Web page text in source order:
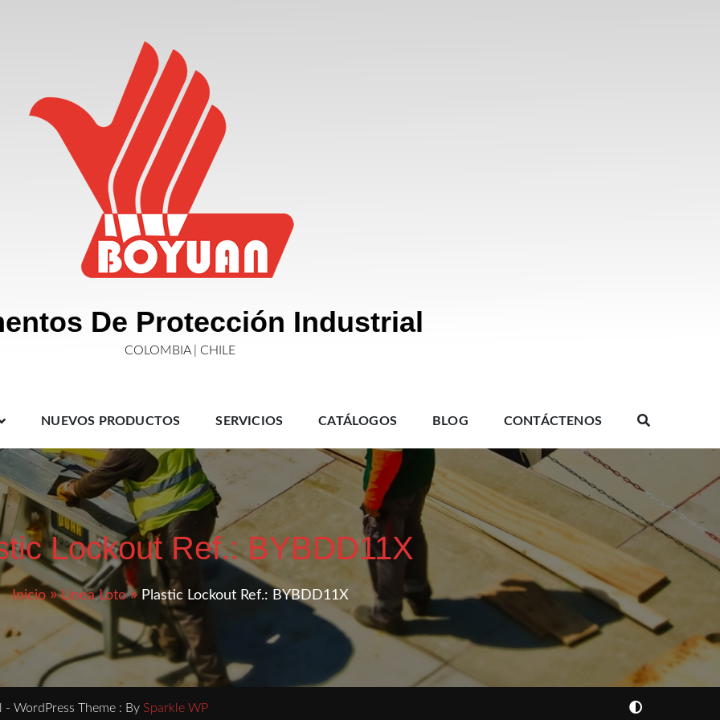
De Protección Industrial
COLOMBIA | CHILE
NUEVOS PRODUCTOS SERVICIOS CATÁLOGOS BLOG CONTÁCTENOS
Lockout Ref.: BYBDD11X
Inicio Línea Loto Plastic Lockout Ref.: BYBDD11X
WordPress Theme : By Sparkle WP